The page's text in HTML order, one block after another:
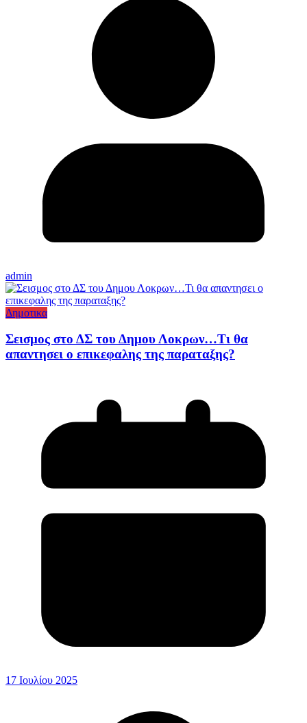
admin
Δημοτικα
Σεισμος στο ΔΣ του Δημου Λοκρων…Τι θα
απαντησει ο επικεφαλης της παραταξης?
17 Ιουλίου 2025